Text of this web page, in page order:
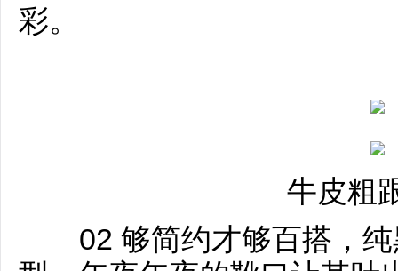
彩。
牛皮粗
02 够简约才够百搭，纯